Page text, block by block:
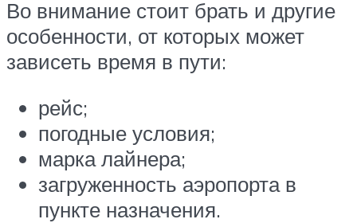
Во внимание стоит брать и другие
особенности, от которых может
зависеть время в пути:
рейс;
погодные условия;
марка лайнера;
загруженность аэропорта в
пункте назначения.